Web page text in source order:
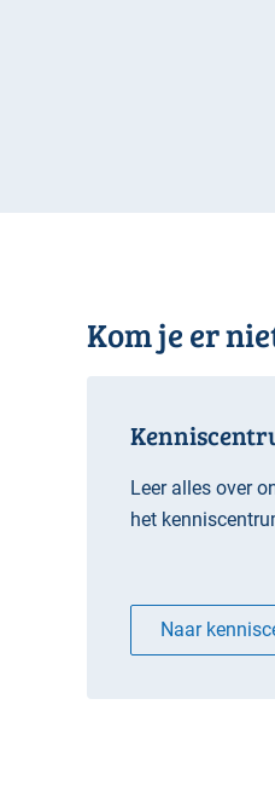
Kom je er
Leer alles over
het
Naar